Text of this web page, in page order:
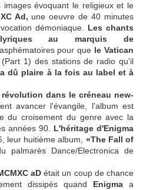
évoquant le religieux et le
Ad, une oeuvre de 40 minutes
démoniaque.
Les chants
au marquis de
pour que le Vatican
(Part 1) des stations de radio qu'il
dû plaire à la fois au label et à
dans le créneau new-
avancer l'évangile, l'album est
du croisement du genre avec la
années 90. L'héritage d'Enigma
leur huitième album, «The Fall of
palmarès Dance/Electronica de
aDétait un coup de chance
dissipés quand Enigma a